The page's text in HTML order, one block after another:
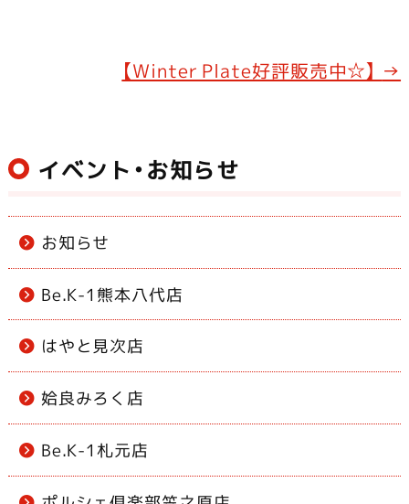
【Winter Plate好評販売中☆】 →
イベント・お知らせ
お知らせ
Be.K-1熊本八代店
はやと見次店
姶良みろく店
Be.K-1札元店